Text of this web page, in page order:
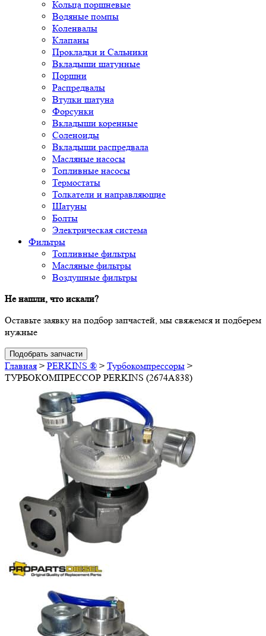
Кольца поршневые
Водяные помпы
Коленвалы
Клапаны
Прокладки и Сальники
Вкладыши шатунные
Поршни
Распредвалы
Втулки шатуна
Форсунки
Вкладыши коренные
Соленоиды
Вкладыши распредвала
Масляные насосы
Топливные насосы
Термостаты
Толкатели и направляющие
Шатуны
Болты
Электрическая система
Фильтры
Топливные фильтры
Масляные фильтры
Воздушные фильтры
Не нашли, что искали?
Оставьте заявку на подбор запчастей, мы свяжемся и подберем
нужные
Подобрать запчасти
Главная > PERKINS ® > Турбокомпрессоры >
ТУРБОКОМПРЕССОР PERKINS (2674A838)